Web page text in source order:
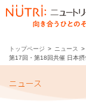
トップページ
ニュース
第17回・第18回共催 日本
ニュース